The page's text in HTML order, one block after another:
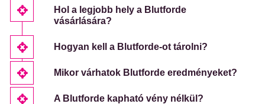
Hol a legjobb hely a Blutforde
vásárlására?
Hogyan kell a Blutforde-ot tárolni?
Mikor várhatok Blutforde eredményeket?
A Blutforde kapható vény nélkül?